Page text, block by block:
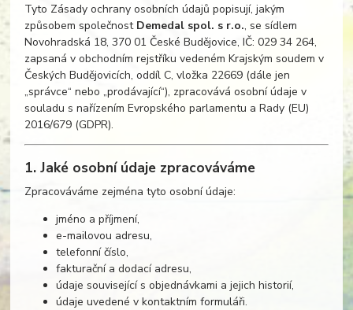
Tyto Zásady ochrany osobních údajů popisují, jakým
způsobem společnost Demedal spol. s r.o., se sídlem
Novohradská 18, 370 01 České Budějovice, IČ: 029 34 264,
zapsaná v obchodním rejstříku vedeném Krajským soudem v
Českých Budějovicích, oddíl C, vložka 22669 (dále jen
„správce“ nebo „prodávající“), zpracovává osobní údaje v
souladu s nařízením Evropského parlamentu a Rady (EU)
2016/679 (GDPR).
1. Jaké osobní údaje zpracováváme
Zpracováváme zejména tyto osobní údaje:
jméno a příjmení,
e-mailovou adresu,
telefonní číslo,
fakturační a dodací adresu,
údaje související s objednávkami a jejich historií,
údaje uvedené v kontaktním formuláři.